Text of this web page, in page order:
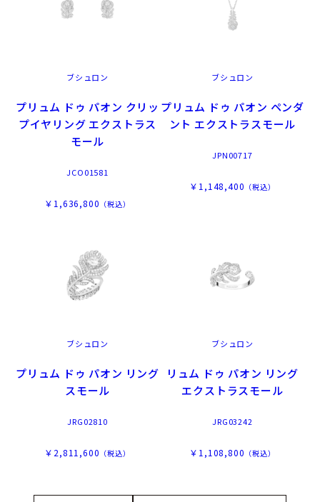
ブシュロン
プリュム ドゥ パオン クリッ
プイヤリング エクストラス
モール
JCO01581
￥1,636,800 （税込）
ブシュロン
プリュム ドゥ パオン ペンダ
ント エクストラスモール
JPN00717
￥1,148,400 （税込）
ブシュロン
プリュム ドゥ パオン リング
スモール
JRG02810
￥2,811,600 （税込）
ブシュロン
リュム ドゥ パオン リング
エクストラスモール
JRG03242
￥1,108,800 （税込）